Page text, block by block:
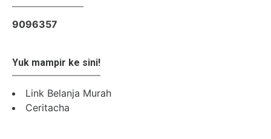
9096357
Yuk mampir ke sini!
Link Belanja Murah
Ceritacha